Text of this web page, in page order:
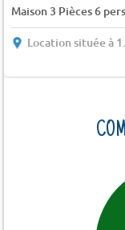
Maison 3 Pièces 6
Location située à